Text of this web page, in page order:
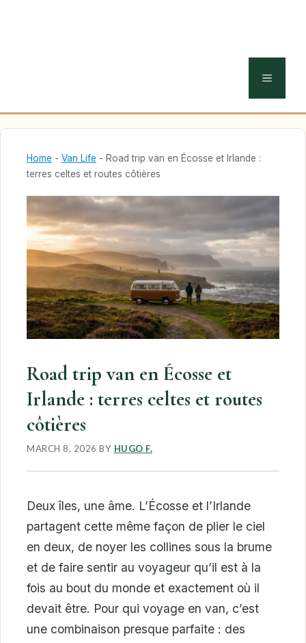
MENU
Home - Van Life - Road trip van en Écosse et Irlande :
terres celtes et routes côtières
Road trip van en Écosse et
Irlande : terres celtes et routes
côtières
MARCH 8, 2026 BY HUGO F.
Deux îles, une âme. L’Écosse et l’Irlande
partagent cette même façon de plier le ciel
en deux, de noyer les collines sous la brume
et de faire sentir au voyageur qu’il est à la
fois au bout du monde et exactement où il
devait être. Pour qui voyage en van, c’est
une combinaison presque parfaite : des